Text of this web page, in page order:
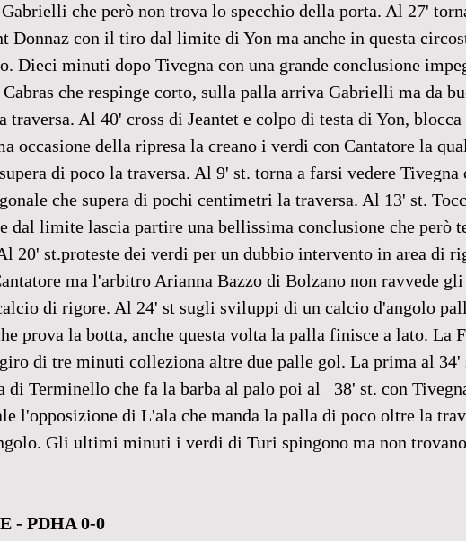
che però non trova lo specchio della porta. Al 27'
Donnaz con il tiro dal limite di Yon ma anche in questa
Dieci minuti dopo Tivegna con una grande conclusione
Cabras che respinge corto, sulla palla arriva Gabrielli ma da
traversa. Al 40' cross di Jeantet e colpo di testa di Yon,
occasione della ripresa la creano i verdi con Cantatore la
di poco la traversa. Al 9' st. torna a farsi vedere Tivegna
che supera di pochi centimetri la traversa. Al 13' st.
dal limite lascia partire una bellissima conclusione che però
20' st.proteste dei verdi per un dubbio intervento in area di
ma l'arbitro Arianna Bazzo di Bolzano non ravvede
di rigore. Al 24' st sugli sviluppi di un calcio d'angolo
prova la botta, anche questa volta la palla finisce a lato. La
di tre minuti colleziona altre due palle gol. La prima al 34'
di Terminello che fa la barba al palo poi al   38' st. con
l'opposizione di L'ala che manda la palla di poco oltre la
Gli ultimi minuti i verdi di Turi spingono ma non
- PDHA 0-0